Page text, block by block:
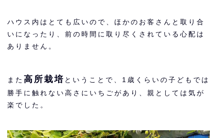
ハウス内はとても広いので、ほかのお客さんと取り合
いになったり、前の時間に取り尽くされている心配は
ありません。
また 高所栽培 ということで、1歳くらいの子どもでは
勝手に触れない高さにいちごがあり、親としては気が
楽でした。